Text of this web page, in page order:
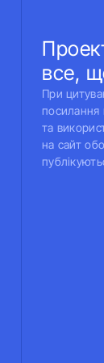
все,
При
посилання
та
на сайт